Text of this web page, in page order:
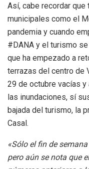
Así, cabe recordar
municipales como el
pandemia y cuando
#DANA y el turismo
que ha empezado a
terrazas del centro de
29 de octubre vacías y
las inundaciones, sí
bajada del turismo, la
Casal.
«Sólo el fin de
pero aún se nota que